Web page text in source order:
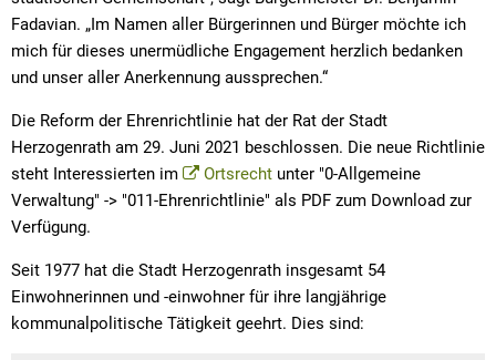
Fadavian. „Im Namen aller Bürgerinnen und Bürger möchte ich
mich für dieses unermüdliche Engagement herzlich bedanken
und unser aller Anerkennung aussprechen.“
Die Reform der Ehrenrichtlinie hat der Rat der Stadt
Herzogenrath am 29. Juni 2021 beschlossen. Die neue Richtlinie
steht Interessierten im
Ortsrechtunter "0-Allgemeine
Verwaltung" -> "011-Ehrenrichtlinie" als PDF zum Download zur
Verfügung.
Seit 1977 hat die Stadt Herzogenrath insgesamt 54
Einwohnerinnen und -einwohner für ihre langjährige
kommunalpolitische Tätigkeit geehrt. Dies sind: